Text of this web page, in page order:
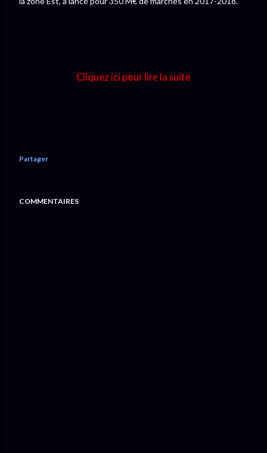
Cliquez ici pour lire la suite
Partager
COMMENTAIRES